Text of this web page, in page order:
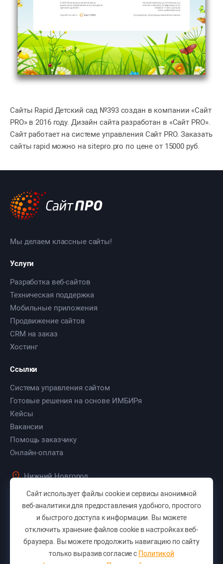
Сайты Rapid Детский сад №393 создан в компании «Сайт
PRO» в 2016 году. Дизайн сайта разработан в «Сайт PRO».
Сайт работает на системе управления Сайт PRO. Заказать
сайты rapid можно на sitepro.pro по цене от 15000 руб.
Мы делаем классные сайты!
Услуги
Разработка веб-сайтов
Техническая поддержка
Мобильные приложения
Продвижение сайтов
CRM на заказ
Хостинг
Ссылки
Система управления сайтом
Готовые решения на основе ИМБИРя
Кейсы
Вакансии
Помощь заказчику
Онлайн-оплата
Нижний Новгород
+7 (831) 283-46-50
+7 (831) 423-46-50
Вам перезвонить?
pro@sitepro.pro
Сайт использует файлы cookie и сервисы анонимной
веб-аналитики для предоставления удобного, простого
и быстрого доступа к информации. Вы можете
отключить хранение файлов cookie в настройках веб-
браузера. Вы можете продолжить навигацию по сайту
только выразив согласие с Политикой